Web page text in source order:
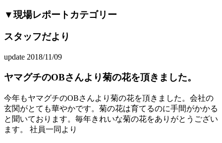
▼現場レポートカテゴリー
スタッフだより
update 2018/11/09
ヤマグチのOBさんより菊の花を頂きました。
今年もヤマグチのOBさんより菊の花を頂きました。会社の
玄関がとても華やかです。菊の花は育てるのに手間がかかる
と聞いております。毎年きれいな菊の花をありがとうござい
ます。 社員一同より